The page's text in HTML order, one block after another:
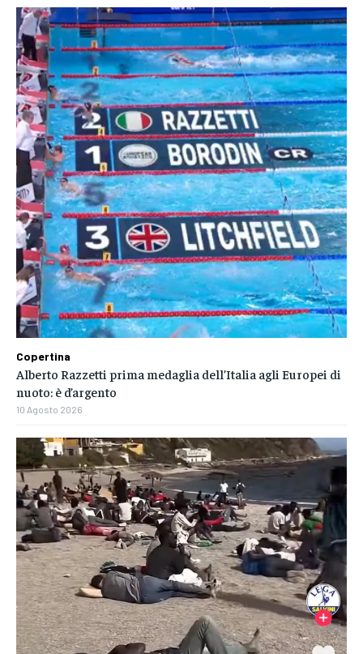
Copertina
Alberto Razzetti prima medaglia dell’Italia agli Europei di
nuoto: è d’argento
10 Agosto 2026